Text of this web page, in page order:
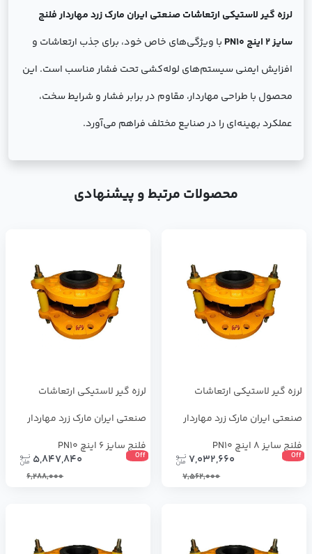
لرزه گیر لاستیکی ارتعاشات صنعتی ایران مارک زرد مهاردار فلنج
سایز 2 اینچ PN10
با ویژگی‌های خاص خود، برای جذب ارتعاشات و
افزایش ایمنی سیستم‌های لوله‌کشی تحت فشار مناسب است. این
محصول با طراحی مهاردار، مقاوم در برابر فشار و شرایط سخت،
عملکرد بهینه‌ای را در صنایع مختلف فراهم می‌آورد.
محصولات مرتبط و پیشنهادی
لرزه گیر لاستیکی ارتعاشات
صنعتی ایران مارک زرد مهاردار
فلنج سایز 8 اینچ PN10
Off
7,032,660
7,562,000
لرزه گیر لاستیکی ارتعاشات
صنعتی ایران مارک زرد مهاردار
فلنج سایز 6 اینچ PN10
Off
5,847,840
6,288,000